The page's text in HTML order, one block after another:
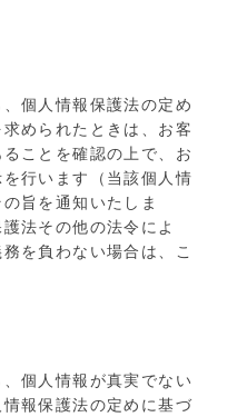
個人情報保護法の定め
められたときは、お客
ことを確認の上で、お
行います（当該個人情
旨を通知いたしま
法その他の法令によ
を負わない場合は、こ
個人情報が真実でない
報保護法の定めに基づ